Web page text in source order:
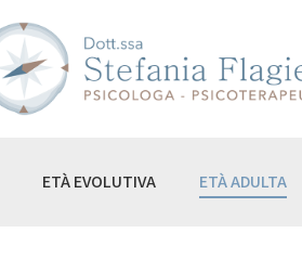
ETÀ EVOLUTIVA ETÀ ADULTA
SONO
CHI NON SONO
EVOLUTIVA